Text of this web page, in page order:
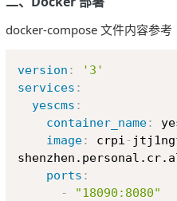
docker-compose 文件内容参考
version :
'3'
services :
yescms :
container_name:
image: crpi-
ports :
-
"18090:8080"